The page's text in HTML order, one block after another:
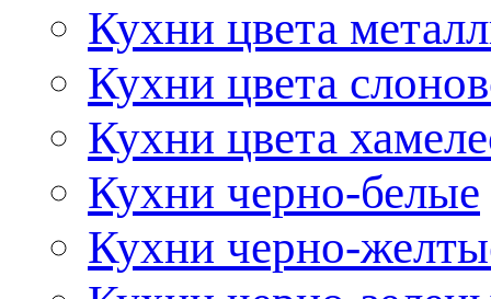
Кухни цвета
Кухни цвета
Кухни цвета
Кухни черно-белые
Кухни черно-